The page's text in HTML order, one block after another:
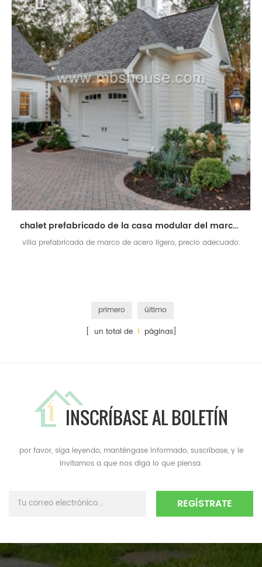
chalet prefabricado de la casa modular del marco ligero de acero del bajo costo
villa prefabricada de marco de acero ligero, precio adecuado.
primero
último
[ un total de 1 páginas]
INSCRÍBASE AL BOLETÍN
por favor, siga leyendo, manténgase informado, suscríbase, y le
invitamos a que nos diga lo que piensa.